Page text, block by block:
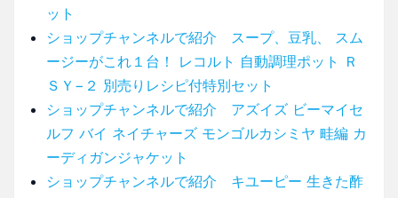
ット
ショップチャンネルで紹介 スープ、豆乳、 スム
ージーがこれ１台！ レコルト 自動調理ポット Ｒ
ＳＹ−２ 別売りレシピ付特別セット
ショップチャンネルで紹介 アズイズ ビーマイセ
ルフ バイ ネイチャーズ モンゴルカシミヤ 畦編 カ
ーディガンジャケット
ショップチャンネルで紹介 キユーピー 生きた酢